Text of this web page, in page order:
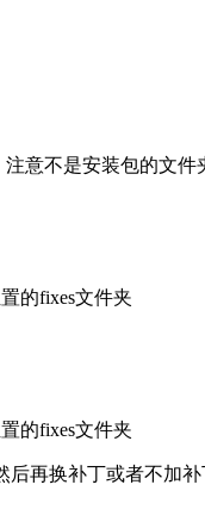
意不是安装包的文件
的fixes文件夹
的fixes文件夹
后再换补丁或者不加补